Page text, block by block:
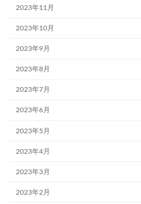
2023年11月
2023年10月
2023年9月
2023年8月
2023年7月
2023年6月
2023年5月
2023年4月
2023年3月
2023年2月